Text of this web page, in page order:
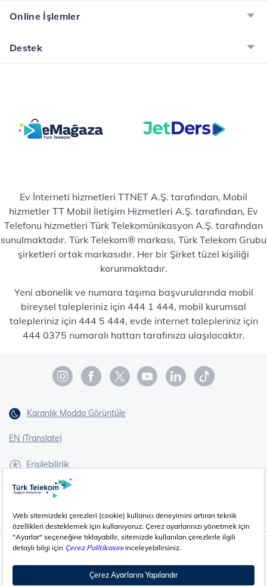
Online İşlemler
Destek
Ev İnterneti hizmetleri TTNET A.Ş. tarafından, Mobil
hizmetler TT Mobil İletişim Hizmetleri A.Ş. tarafından, Ev
Telefonu hizmetleri Türk Telekomünikasyon A.Ş. tarafından
sunulmaktadır. Türk Telekom® markası, Türk Telekom Grubu
şirketleri ortak markasıdır. Her bir Şirket tüzel kişiliği
korunmaktadır.
Yeni abonelik ve numara taşıma başvurularında mobil
bireysel talepleriniz için 444 1 444, mobil kurumsal
talepleriniz için 444 5 444, evde internet talepleriniz için
444 0375 numaralı hattan tarafınıza ulaşılacaktır.
Karanlık Modda Görüntüle
EN (Translate)
Erişilebilirlik
İşaret Dili Çevirisi